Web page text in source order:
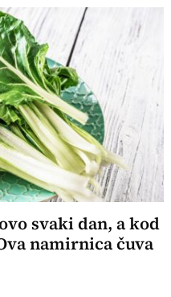
svaki dan, a kod
namirnica čuva